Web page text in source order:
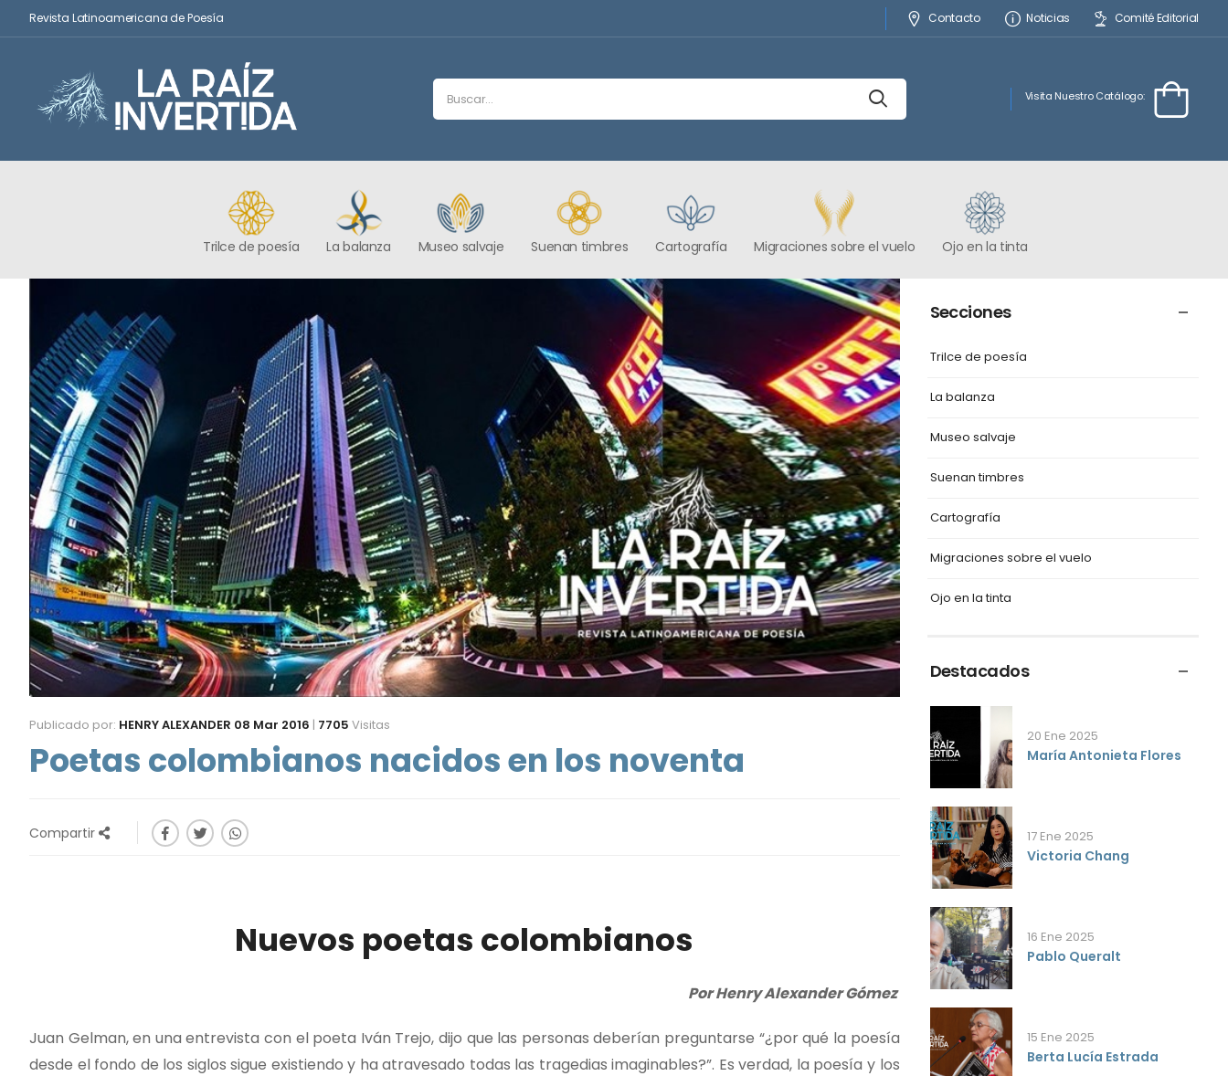
Revista Latinoamericana de Poesía Contacto Noticias Comité Editorial
Visita Nuestro Catálogo:
Trilce de poesía La balanza Museo salvaje Suenan timbres Cartografía Migraciones sobre el vuelo Ojo en la tinta
Publicado por: HENRY ALEXANDER 08 Mar 2016 | 7705 Visitas
Poetas colombianos nacidos en los noventa
Compartir
Nuevos poetas colombianos
Por Henry Alexander Gómez
Juan Gelman, en una entrevista con el poeta Iván Trejo, dijo que las personas deberían preguntarse “¿por qué la poesía
desde el fondo de los siglos sigue existiendo y ha atravesado todas las tragedias imaginables?”. Es verdad, la poesía y los
Secciones
Trilce de poesía
La balanza
Museo salvaje
Suenan timbres
Cartografía
Migraciones sobre el vuelo
Ojo en la tinta
Destacados
20 Ene 2025
María Antonieta Flores
17 Ene 2025
Victoria Chang
16 Ene 2025
Pablo Queralt
15 Ene 2025
Berta Lucía Estrada